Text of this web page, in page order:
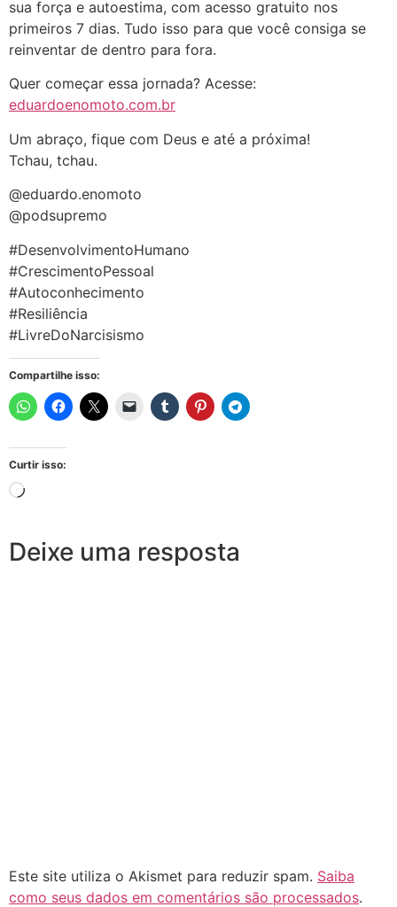
sua força e autoestima, com acesso gratuito nos
primeiros 7 dias. Tudo isso para que você consiga se
reinventar de dentro para fora.
Quer começar essa jornada? Acesse:
eduardoenomoto.com.br
Um abraço, fique com Deus e até a próxima!
Tchau, tchau.
@eduardo.enomoto
@podsupremo
#DesenvolvimentoHumano
#CrescimentoPessoal
#Autoconhecimento
#Resiliência
#LivreDoNarcisismo
Compartilhe isso:
Curtir isso:
Deixe uma resposta
Este site utiliza o Akismet para reduzir spam. Saiba
como seus dados em comentários são processados.